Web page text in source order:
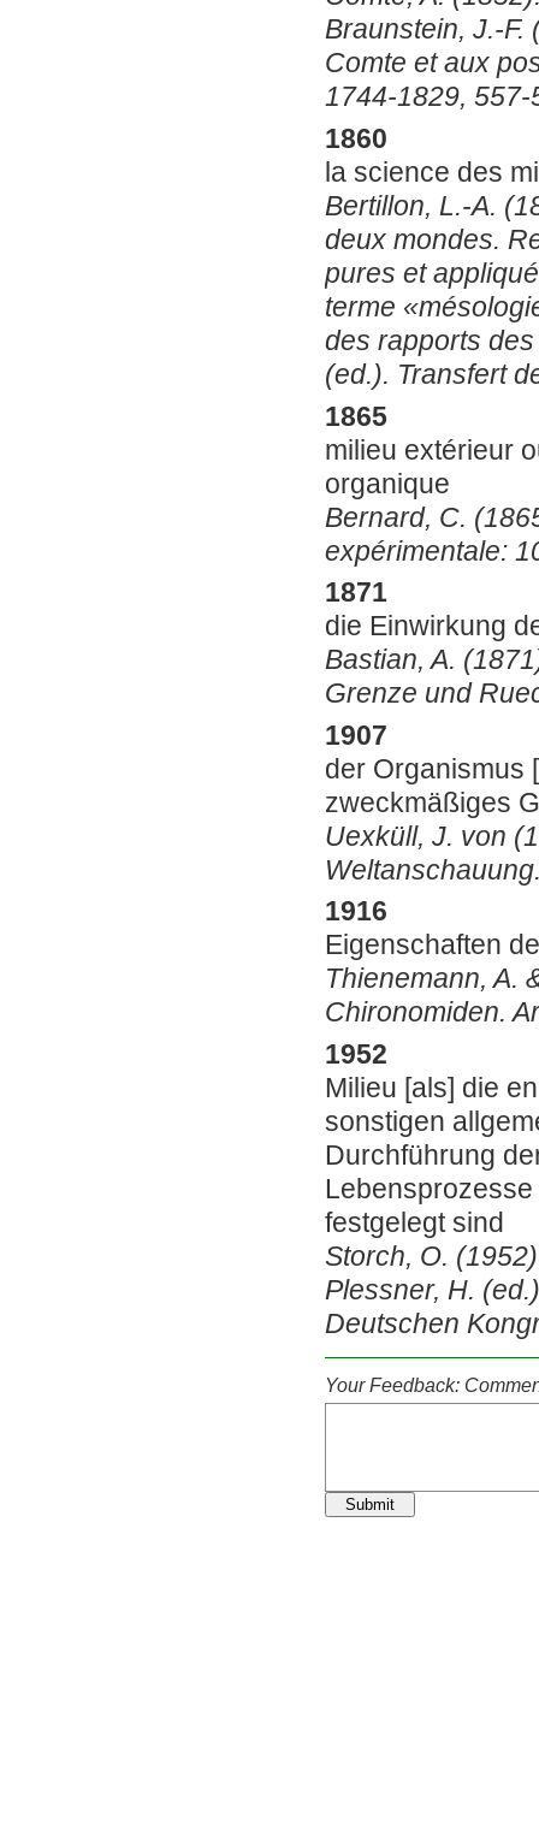
Braunstein, J.-F.
Comte et aux
1744-1829, 557-
1860
la science des
Bertillon, L.-A.
deux mondes.
pures et
terme
des rapports
(ed.). Transfert
1865
milieu extérieur
organique
Bernard, C.
expérimentale:
1871
die Einwirkung
Bastian, A.
Grenze und
1907
der Organismus
zweckmäßiges
Uexküll, J. von
1916
Eigenschaften
Thienemann, A.
Chironomiden.
1952
Milieu [als] die
sonstigen
Durchführung
festgelegt sind
Storch, O.
Plessner, H.
Deutschen
Your Feedback:
Submit